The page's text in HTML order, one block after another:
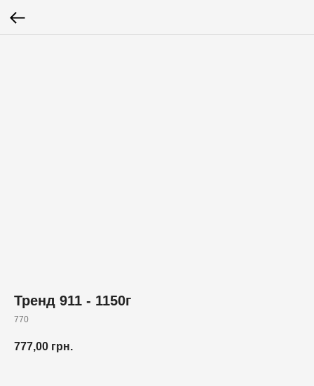
Тренд 911 - 1150г
770
777,00 грн.